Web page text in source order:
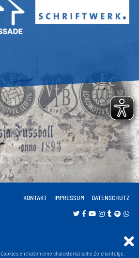
KONTAKT IMPRESSUM DATENSCHUTZ
Cookies enthalten eine charakteristische Zeichenfolge,